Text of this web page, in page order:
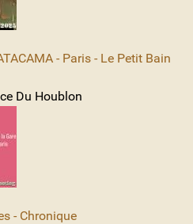
- Paris - Le Petit Bain
Du Houblon
- Chronique